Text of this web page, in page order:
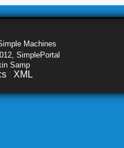
Machines
SimplePortal
Samp
XML